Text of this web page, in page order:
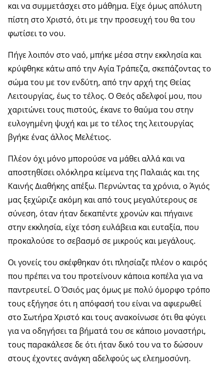
και να συμμετάσχει στο μάθημα. Είχε όμως απόλυτη
πίστη στο Χριστό, ότι με την προσευχή του θα του
φωτίσει το νου.
Πήγε λοιπόν στο ναό, μπήκε μέσα στην εκκλησία και
κρύφθηκε κάτω από την Αγία Τράπεζα, σκεπάζοντας το
σώμα του με τον ενδύτη, από την αρχή της Θείας
Λειτουργίας, έως το τέλος. Ο Θεός αδελφοί μου, που
χαριτώνει τους πιστούς, έκανε το θαύμα του στην
ευλογημένη ψυχή και με το τέλος της λειτουργίας
βγήκε ένας άλλος Μελέτιος.
Πλέον όχι μόνο μπορούσε να μάθει αλλά και να
αποστηθίσει ολόκληρα κείμενα της Παλαιάς και της
Καινής Διαθήκης απέξω. Περνώντας τα χρόνια, ο Άγιός
μας ξεχώριζε ακόμη και από τους μεγαλύτερους σε
σύνεση, όταν ήταν δεκαπέντε χρονών και πήγαινε
στην εκκλησία, είχε τόση ευλάβεια και ευταξία, που
προκαλούσε το σεβασμό σε μικρούς και μεγάλους.
Οι γονείς του σκέφθηκαν ότι πλησίαζε πλέον ο καιρός
που πρέπει να του προτείνουν κάποια κοπέλα για να
παντρευτεί. Ο Όσιός μας όμως με πολύ όμορφο τρόπο
τους εξήγησε ότι η απόφασή του είναι να αφιερωθεί
στο Σωτήρα Χριστό και τους ανακοίνωσε ότι θα φύγει
για να οδηγήσει τα βήματά του σε κάποιο μοναστήρι,
τους παρακάλεσε δε ότι ήταν δικό του να το δώσουν
στους έχοντες ανάγκη αδελφούς ως ελεημοσύνη.